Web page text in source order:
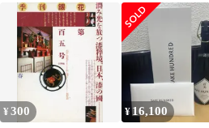
2021/720ml/18% 内容
量:ml ユニセックス /
240001212099
¥300 ¥ 16,100